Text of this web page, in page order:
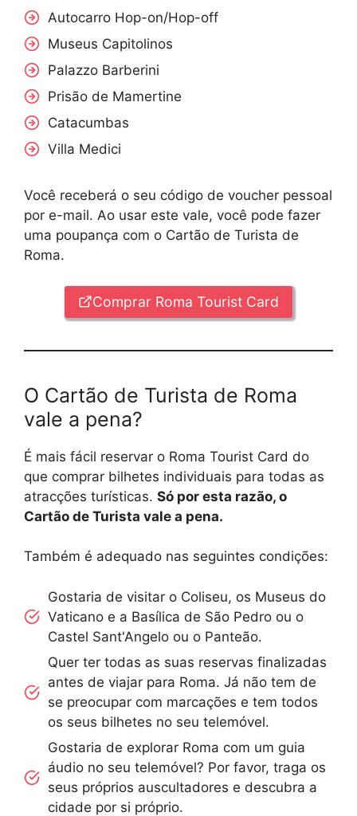
Autocarro Hop-on/Hop-off
Museus Capitolinos
Palazzo Barberini
Prisão de Mamertine
Catacumbas
Villa Medici
Você receberá o seu código de voucher pessoal
por e-mail. Ao usar este vale, você pode fazer
uma poupança com o Cartão de Turista de
Roma.
Comprar Roma Tourist Card
O Cartão de Turista de Roma
vale a pena?
É mais fácil reservar o Roma Tourist Card do
que comprar bilhetes individuais para todas as
atracções turísticas. Só por esta razão, o
Cartão de Turista vale a pena.
Também é adequado nas seguintes condições:
Gostaria de visitar o Coliseu, os Museus do
Vaticano e a Basílica de São Pedro ou o
Castel Sant'Angelo ou o Panteão.
Quer ter todas as suas reservas finalizadas
antes de viajar para Roma. Já não tem de
se preocupar com marcações e tem todos
os seus bilhetes no seu telemóvel.
Gostaria de explorar Roma com um guia
áudio no seu telemóvel? Por favor, traga os
seus próprios auscultadores e descubra a
cidade por si próprio.